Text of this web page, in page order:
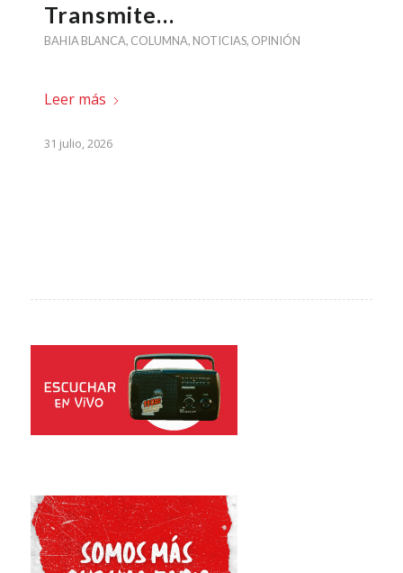
Transmite…
BAHIA BLANCA, COLUMNA, NOTICIAS, OPINIÓN
Leer más
31 julio, 2026